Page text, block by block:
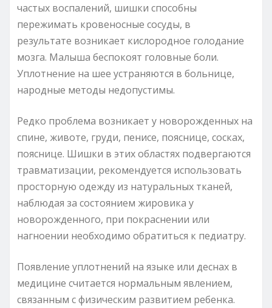
частых воспалений, шишки способны
пережимать кровеносные сосуды, в
результате возникает кислородное голодание
мозга. Малыша беспокоят головные боли.
Уплотнение на шее устраняются в больнице,
народные методы недопустимы.
Редко проблема возникает у новорожденных на
спине, животе, груди, пенисе, пояснице, сосках,
пояснице. Шишки в этих областях подвергаются
травматизации, рекомендуется использовать
просторную одежду из натуральных тканей,
наблюдая за состоянием жировика у
новорожденного, при покраснении или
нагноении необходимо обратиться к педиатру.
Появление уплотнений на языке или деснах в
медицине считается нормальным явлением,
связанным с физическим развитием ребенка.